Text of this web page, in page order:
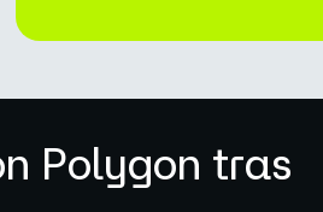
Polygon tras